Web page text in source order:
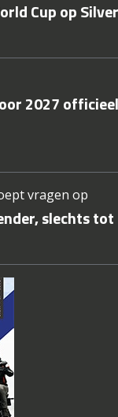
Cup op
2027 officieel
vragen op
slechts